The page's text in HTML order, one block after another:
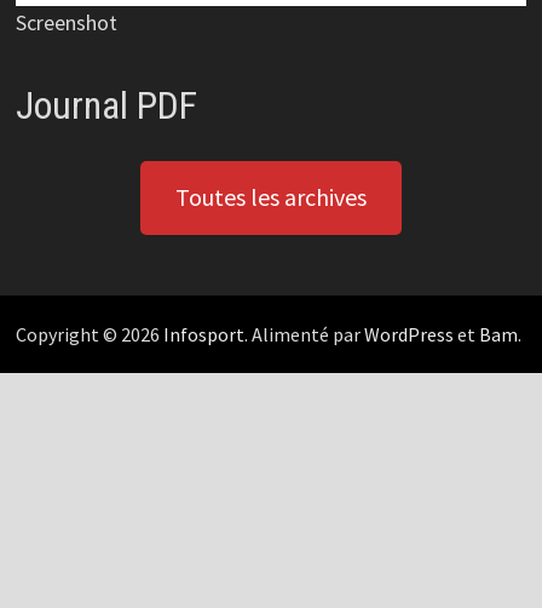
Screenshot
Journal PDF
Toutes les archives
Copyright © 2026 Infosport. Alimenté parWordPress et Bam.